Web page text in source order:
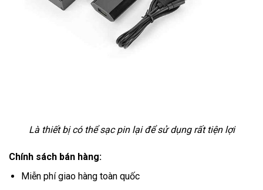
Là thiết bị có thể sạc pin lại để sử dụng rất tiện lợi
Chính sách bán hàng:
Miễn phí giao hàng toàn quốc